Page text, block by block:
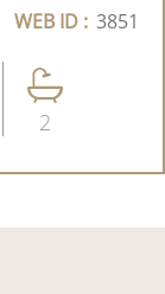
WEB ID : 3851
2